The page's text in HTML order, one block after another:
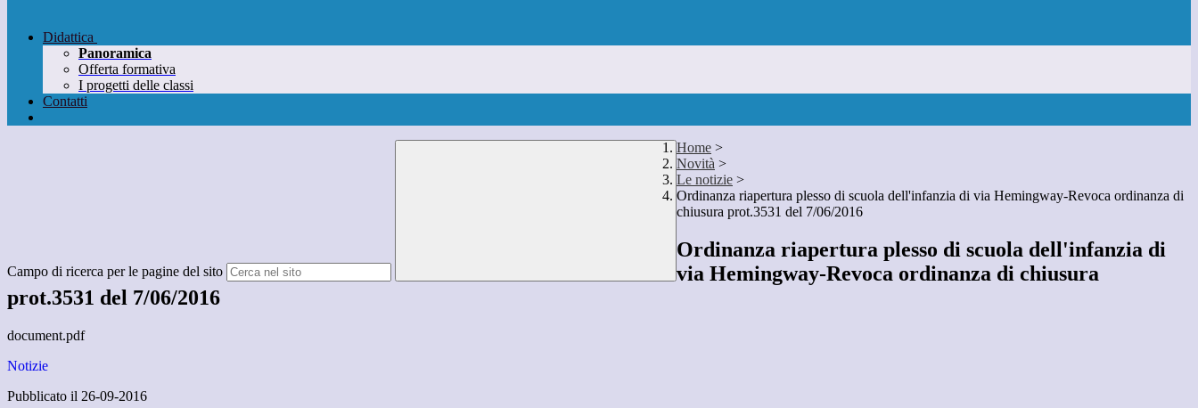
Didattica
Panoramica
Offerta formativa
I progetti delle classi
Contatti
Campo di ricerca per le pagine del sito
Home >
Novità >
Le notizie >
Ordinanza riapertura plesso di scuola dell'infanzia di via Hemingway-Revoca ordinanza di
chiusura prot.3531 del 7/06/2016
Ordinanza riapertura plesso di scuola dell'infanzia di
via Hemingway-Revoca ordinanza di chiusura
prot.3531 del 7/06/2016
document.pdf
Notizie
Pubblicato il 26-09-2016